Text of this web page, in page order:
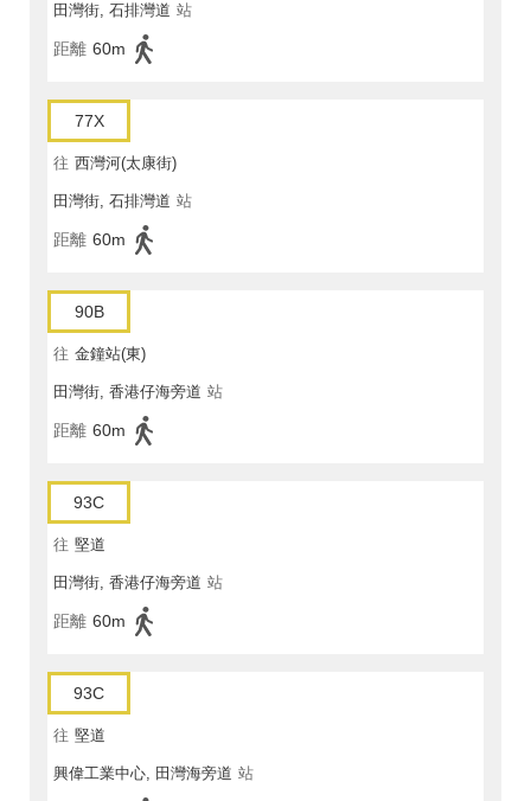
田灣街, 石排灣道 站
距離 60m
77X
往 西灣河(太康街)
田灣街, 石排灣道 站
距離 60m
90B
往 金鐘站(東)
田灣街, 香港仔海旁道 站
距離 60m
93C
往 堅道
田灣街, 香港仔海旁道 站
距離 60m
93C
往 堅道
興偉工業中心, 田灣海旁道 站